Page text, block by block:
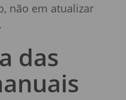
não em atualizar
das